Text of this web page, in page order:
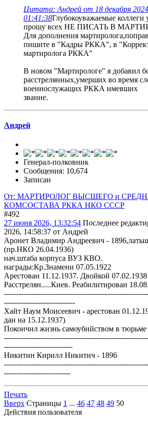
Цитата: Андрей от 18 декабря 2024,
01:41:38Глубокоуважаемые коллеги
прошу всех НЕ ПИСАТЬ В
Для дополнения
пишите в "Кадры РККА", в
мартиролога РККА"
В новом "Мартирологе" я добавил
расстрелянных,умерших во время
военнослужащих РККА имевших
звание.
Андрей
Генерал-полковник
Сообщения: 10,674
Записан
От: МАРТИРОЛОГ ВЫСШЕГО и
КОМСОСТАВА РККА НКО СССР
#492
27 июня 2026, 13:32:54 Последнее
2026, 14:58:37 от Андрей
Аронет Владимир Андреевич -
(пр.НКО 26.04.1936)
нач.штаба корпуса ВУЗ КВО.
награды:Кр.Знамени 07.05.1922
Арестован 11.12.1937. Двойкой
Расстрелян.....Киев. Реабилитирован
-----------------------------
Хайт Наум Моисеевич - арестован
дан на 15.12.1937)
Покончил жизнь самоубийством в тюрьме
----------------------------
Никитин Кирилл Никитич - 1896
---------------------------
Печать
Вверх Страницы 1 ... 46 47 48 49 50
Действия пользователя